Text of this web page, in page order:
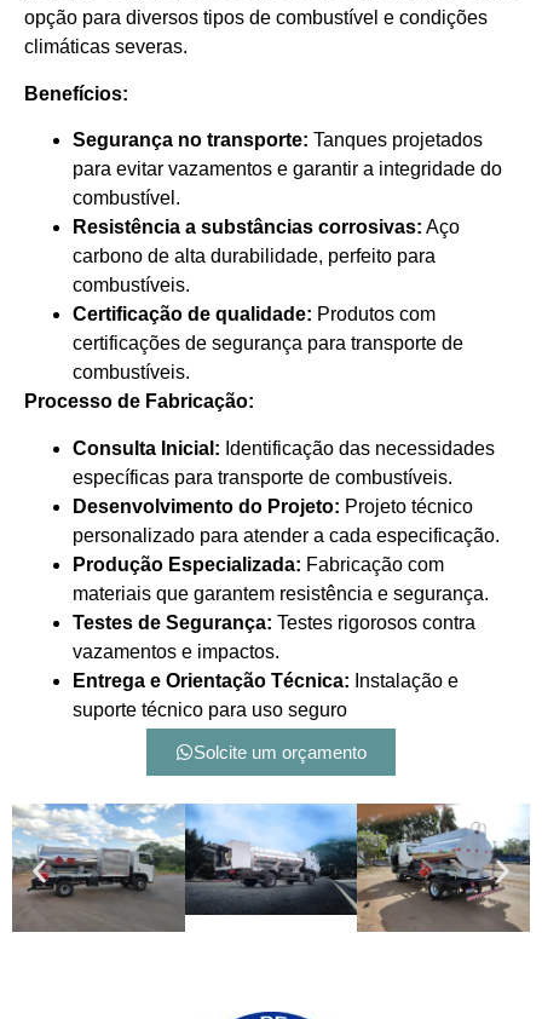
opção para diversos tipos de combustível e condições
climáticas severas.
Benefícios:
Segurança no transporte: Tanques projetados
para evitar vazamentos e garantir a integridade do
combustível.
Resistência a substâncias corrosivas: Aço
carbono de alta durabilidade, perfeito para
combustíveis.
Certificação de qualidade: Produtos com
certificações de segurança para transporte de
combustíveis.
Processo de Fabricação:
Consulta Inicial: Identificação das necessidades
específicas para transporte de combustíveis.
Desenvolvimento do Projeto: Projeto técnico
personalizado para atender a cada especificação.
Produção Especializada: Fabricação com
materiais que garantem resistência e segurança.
Testes de Segurança: Testes rigorosos contra
vazamentos e impactos.
Entrega e Orientação Técnica: Instalação e
suporte técnico para uso seguro
Solcite um orçamento